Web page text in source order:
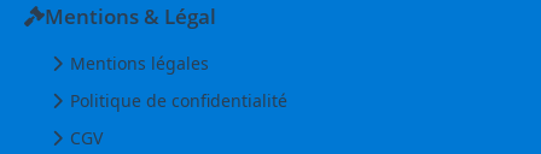
Mentions & Légal
Mentions légales
Politique de confidentialité
CGV